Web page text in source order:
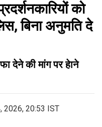
को
बिना अनुमति दे
देने की मांग पर हेाने
2026, 20:53 IST